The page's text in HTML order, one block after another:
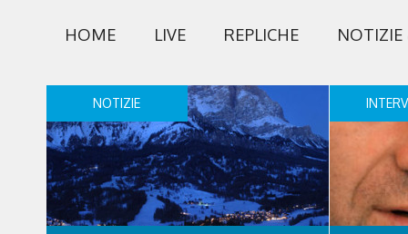
HOME LIVE REPLICHE NOTIZIE
NOTIZIE